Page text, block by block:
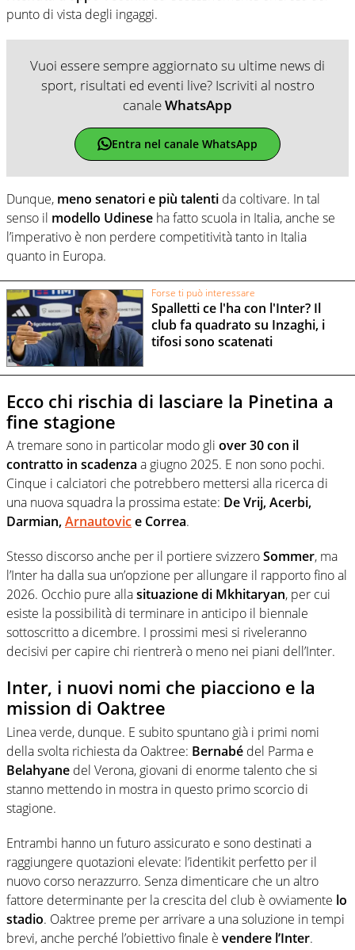
punto di vista degli ingaggi.
Vuoi essere sempre aggiornato su ultime news di
sport, risultati ed eventi live? Iscriviti al nostro
canaleWhatsApp
Entra nel canale WhatsApp
Dunque, meno senatori e più talenti da coltivare. In tal
senso il modello Udinese ha fatto scuola in Italia, anche se
l’imperativo è non perdere competitività tanto in Italia
quanto in Europa.
Forse ti può interessare
Spalletti ce l'ha con l'Inter? Il
club fa quadrato su Inzaghi, i
tifosi sono scatenati
Ecco chi rischia di lasciare la Pinetina a
fine stagione
A tremare sono in particolar modo gli over 30 con il
contratto in scadenza a giugno 2025. E non sono pochi.
Cinque i calciatori che potrebbero mettersi alla ricerca di
una nuova squadra la prossima estate: De Vrij, Acerbi,
Darmian,Arnautovice Correa.
Stesso discorso anche per il portiere svizzeroSommer, ma
l’Inter ha dalla sua un’opzione per allungare il rapporto fino al
2026. Occhio pure allasituazione di Mkhitaryan, per cui
esiste la possibilità di terminare in anticipo il biennale
sottoscritto a dicembre. I prossimi mesi si riveleranno
decisivi per capire chi rientrerà o meno nei piani dell’Inter.
Inter, i nuovi nomi che piacciono e la
mission di Oaktree
Linea verde, dunque. E subito spuntano già i primi nomi
della svolta richiesta da Oaktree: Bernabé del Parma e
Belahyane del Verona, giovani di enorme talento che si
stanno mettendo in mostra in questo primo scorcio di
stagione.
Entrambi hanno un futuro assicurato e sono destinati a
raggiungere quotazioni elevate: l’identikit perfetto per il
nuovo corso nerazzurro. Senza dimenticare che un altro
fattore determinante per la crescita del club è ovviamente lo
stadio. Oaktree preme per arrivare a una soluzione in tempi
brevi, anche perché l’obiettivo finale è vendere l’Inter.